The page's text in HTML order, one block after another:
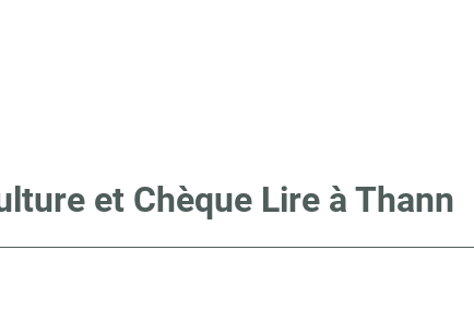
et Chèque Lire à Thann